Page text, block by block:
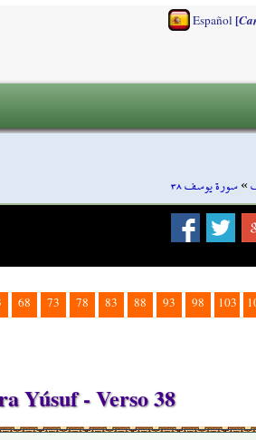
Español [
»سورة يوسف ٣٨
68 73 78 83 88 93 98 103
Yúsuf - Verso 38